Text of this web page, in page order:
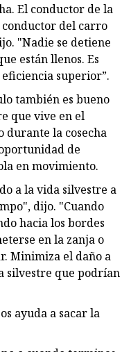
El conductor de la
conductor del carro
"Nadie se detiene
están llenos. Es
superior”.
también es bueno
que vive en el
durante la cosecha
de
en movimiento.
a la vida silvestre a
dijo. "Cuando
hacia los bordes
en la zanja o
Minimiza el daño a
silvestre que podrían
ayuda a sacar la